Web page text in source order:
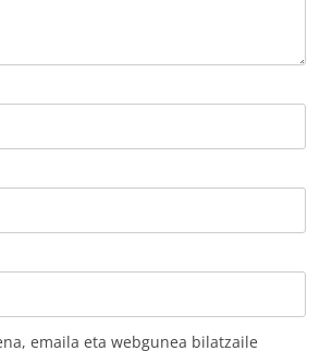
emaila eta webgunea bilatzaile